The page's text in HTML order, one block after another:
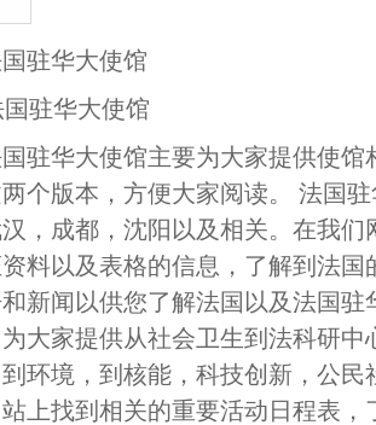
驻华大使馆
驻华大使馆
驻华大使馆主要为大家提供使
个版本，方便大家阅读。 法国
，成都，沈阳以及相关。在我
料以及表格的信息，了解到法
新闻以供您了解法国以及法国
大家提供从社会卫生到法科研
环境，到核能，科技创新，公
上找到相关的重要活动日程表